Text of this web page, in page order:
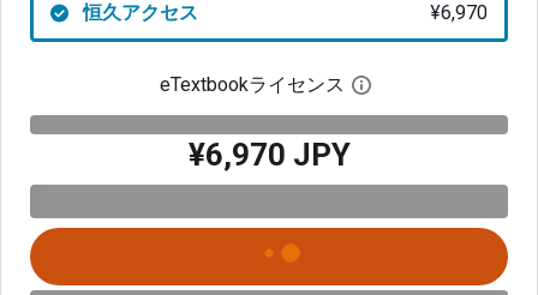
恒久アクセス ¥6,970
eTextbookライセンス デジタルライセン
¥6,970 JPY